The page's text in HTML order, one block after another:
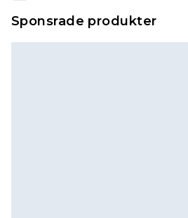
Sponsrade produkter